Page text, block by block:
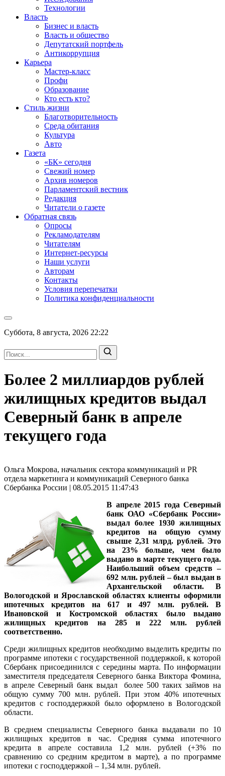
Технологии
Власть
Бизнес и власть
Власть и общество
Депутатский портфель
Антикоррупция
Карьера
Мастер-класс
Профи
Образование
Кто есть кто?
Стиль жизни
Благотворительность
Среда обитания
Культура
Авто
Газета
«БК» сегодня
Свежий номер
Архив номеров
Парламентский вестник
Редакция
Читатели о газете
Обратная связь
Опросы
Рекламодателям
Читателям
Интернет-ресурсы
Наши услуги
Авторам
Контакты
Условия перепечатки
Политика конфиденциальности
Суббота, 8 августа, 2026 22:22
Более 2 миллиардов рублей
жилищных кредитов выдал
Северный банк в апреле
текущего года
Ольга Мокрова, начальник сектора коммуникаций и PR
отдела маркетинга и коммуникаций Северного банка
Сбербанка России | 08.05.2015 11:47:43
В апреле 2015 года Северный
банк ОАО «Сбербанк России»
выдал более 1930 жилищных
кредитов на общую сумму
свыше 2,31 млрд. рублей. Это
на 23% больше, чем было
выдано в марте текущего года.
Наибольший объем средств –
692 млн. рублей – был выдан в
Архангельской области. В
Вологодской и Ярославской областях клиенты оформили
ипотечных кредитов на 617 и 497 млн. рублей. В
Ивановской и Костромской областях было выдано
жилищных кредитов на 285 и 222 млн. рублей
соответственно.
Среди жилищных кредитов необходимо выделить кредиты по
программе ипотеки с государственной поддержкой, к которой
Сбербанк присоединился с середины марта. По информации
заместителя председателя Северного банка Виктора Фомина,
в апреле Северный банк выдал более 500 таких займов на
общую сумму 700 млн. рублей. При этом 40% ипотечных
кредитов с господдержкой было оформлено в Вологодской
области.
В среднем специалисты Северного банка выдавали по 10
жилищных кредитов в час. Средняя сумма ипотечного
кредита в апреле составила 1,2 млн. рублей (+3% по
сравнению со средним кредитом в марте), а по программе
ипотеки с господдержкой – 1,34 млн. рублей.